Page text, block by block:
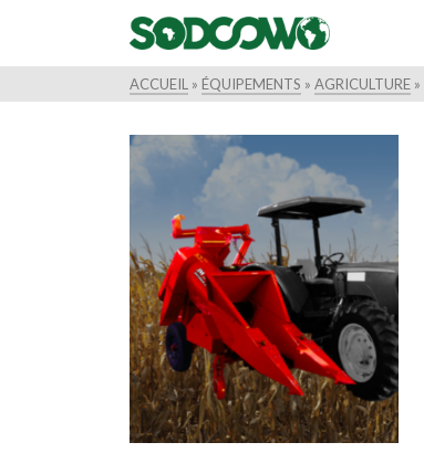
ACCUEIL » ÉQUIPEMENTS » AGRICULTURE »